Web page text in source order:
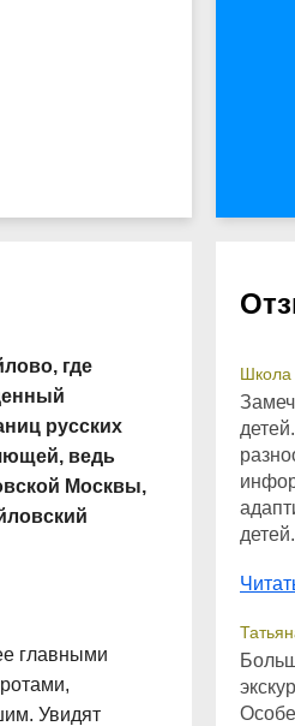
где
русских
ведь
Москвы,
главными
Увидят
Школа